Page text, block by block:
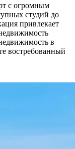
с огромным
студий до
привлекает
в
востребованный